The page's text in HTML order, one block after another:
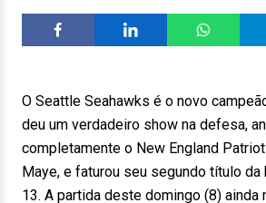
O Seattle Seahawks é o novo
deu um verdadeiro show na defesa,
completamente o New England
Maye, e faturou seu segundo título da
13. A partida deste domingo (8) ainda